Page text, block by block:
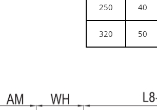
250 40
320 50